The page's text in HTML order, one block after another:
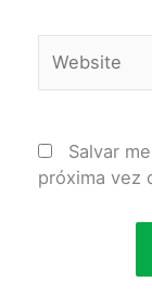
Salvar
próxima vez